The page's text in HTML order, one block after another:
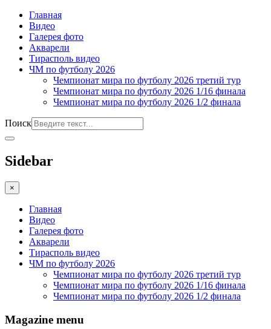
Главная
Видео
Галерея фото
Акварели
Тирасполь видео
ЧМ по футболу 2026
Чемпионат мира по футболу 2026 третий тур
Чемпионат мира по футболу 2026 1/16 финала
Чемпионат мира по футболу 2026 1/2 финала
Поиск
Sidebar
×
Главная
Видео
Галерея фото
Акварели
Тирасполь видео
ЧМ по футболу 2026
Чемпионат мира по футболу 2026 третий тур
Чемпионат мира по футболу 2026 1/16 финала
Чемпионат мира по футболу 2026 1/2 финала
Magazine menu